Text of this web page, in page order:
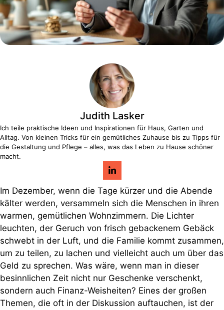
Judith Lasker
Ich teile praktische Ideen und Inspirationen für Haus, Garten und
Alltag. Von kleinen Tricks für ein gemütliches Zuhause bis zu Tipps für
die Gestaltung und Pflege – alles, was das Leben zu Hause schöner
macht.
Im Dezember, wenn die Tage kürzer und die Abende
kälter werden, versammeln sich die Menschen in ihren
warmen, gemütlichen Wohnzimmern. Die Lichter
leuchten, der Geruch von frisch gebackenem Gebäck
schwebt in der Luft, und die Familie kommt zusammen,
um zu teilen, zu lachen und vielleicht auch um über das
Geld zu sprechen. Was wäre, wenn man in dieser
besinnlichen Zeit nicht nur Geschenke verschenkt,
sondern auch Finanz-Weisheiten? Eines der großen
Themen, die oft in der Diskussion auftauchen, ist der